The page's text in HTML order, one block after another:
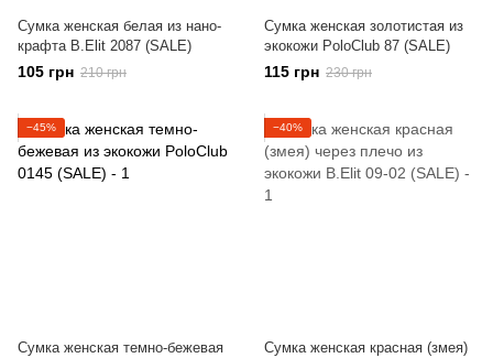
Сумка женская белая из нано-
крафта B.Elit 2087 (SALE)
105 грн 210 грн
Сумка женская золотистая из
экокожи PoloClub 87 (SALE)
115 грн 230 грн
−45%
Сумка женская темно-бежевая
−40%
Сумка женская красная (змея)